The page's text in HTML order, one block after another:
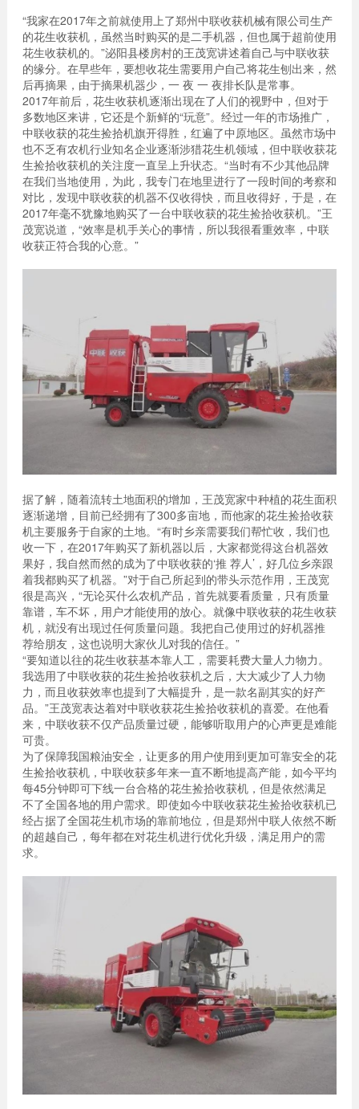
“我家在2017年之前就使用上了郑州中联收获机械有限公司生产
的花生收获机，虽然当时购买的是二手机器，但也属于超前使用
花生收获机的。”泌阳县楼房村的王茂宽讲述着自己与中联收获
的缘分。在早些年，要想收花生需要用户自己将花生刨出来，然
后再摘果，由于摘果机器少，一 夜 一 夜排长队是常事。
2017年前后，花生收获机逐渐出现在了人们的视野中，但对于
多数地区来讲，它还是个新鲜的“玩意”。经过一年的市场推广，
中联收获的花生捡拾机旗开得胜，红遍了中原地区。虽然市场中
也不乏有农机行业知名企业逐渐涉猎花生机领域，但中联收获花
生捡拾收获机的关注度一直呈上升状态。“当时有不少其他品牌
在我们当地使用，为此，我专门在地里进行了一段时间的考察和
对比，发现中联收获的机器不仅收得快，而且收得好，于是，在
2017年毫不犹豫地购买了一台中联收获的花生捡拾收获机。”王
茂宽说道，“效率是机手关心的事情，所以我很看重效率，中联
收获正符合我的心意。”
据了解，随着流转土地面积的增加，王茂宽家中种植的花生面积
逐渐递增，目前已经拥有了300多亩地，而他家的花生捡拾收获
机主要服务于自家的土地。“有时乡亲需要我们帮忙收，我们也
收一下，在2017年购买了新机器以后，大家都觉得这台机器效
果好，我自然而然的成为了中联收获的‘推 荐人’，好几位乡亲跟
着我都购买了机器。”对于自己所起到的带头示范作用，王茂宽
很是高兴，“无论买什么农机产品，首先就要看质量，只有质量
靠谱，车不坏，用户才能使用的放心。就像中联收获的花生收获
机，就没有出现过任何质量问题。我把自己使用过的好机器推
荐给朋友，这也说明大家伙儿对我的信任。”
“要知道以往的花生收获基本靠人工，需要耗费大量人力物力。
我选用了中联收获的花生捡拾收获机之后，大大减少了人力物
力，而且收获效率也提到了大幅提升，是一款名副其实的好产
品。”王茂宽表达着对中联收获花生捡拾收获机的喜爱。在他看
来，中联收获不仅产品质量过硬，能够听取用户的心声更是难能
可贵。
为了保障我国粮油安全，让更多的用户使用到更加可靠安全的花
生捡拾收获机，中联收获多年来一直不断地提高产能，如今平均
每45分钟即可下线一台合格的花生捡拾收获机，但是依然满足
不了全国各地的用户需求。即使如今中联收获花生捡拾收获机已
经占据了全国花生机市场的靠前地位，但是郑州中联人依然不断
的超越自己，每年都在对花生机进行优化升级，满足用户的需
求。